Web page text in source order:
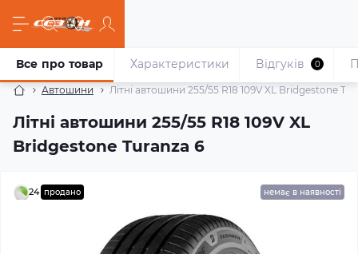
Автошини Літні автошини 255/55 R18 109V XL Bridgestone
Літні автошини 255/55 R18 109V XL
Bridgestone Turanza 6
Все про товар Характеристики Відгуків 0
24 продано немає в наявності